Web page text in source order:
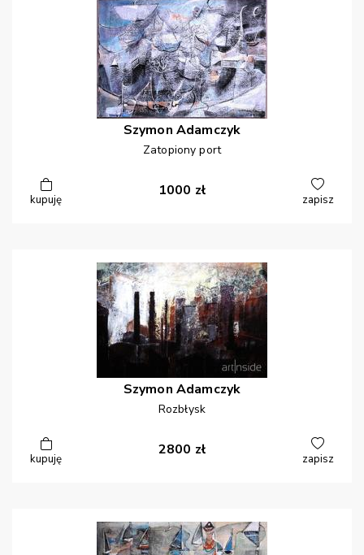
Szymon Adamczyk
Zatopiony port
kupuję
1000 zł
zapisz
Szymon Adamczyk
Rozbłysk
kupuję
2800 zł
zapisz